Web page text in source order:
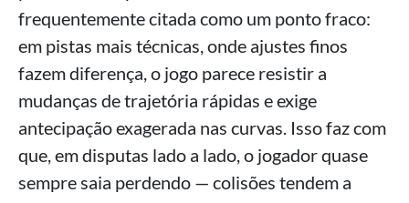
frequentemente citada como um ponto fraco:
em pistas mais técnicas, onde ajustes finos
fazem diferença, o jogo parece resistir a
mudanças de trajetória rápidas e exige
antecipação exagerada nas curvas. Isso faz com
que, em disputas lado a lado, o jogador quase
sempre saia perdendo — colisões tendem a